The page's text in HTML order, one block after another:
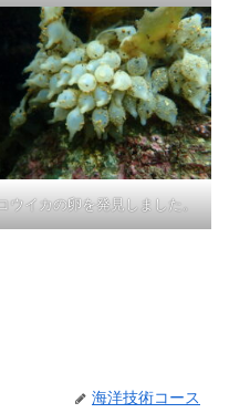
ウイカの卵を発見しました。
海洋技術コース